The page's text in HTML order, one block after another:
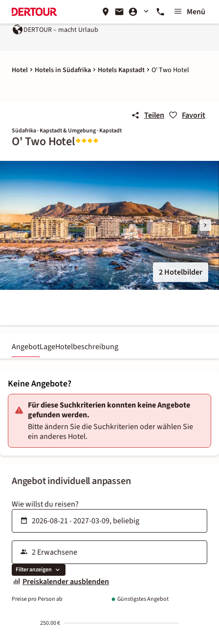
Menü
DERTOUR – macht Urlaub
Hotel Hotels in Südafrika Hotels Kapstadt O' Two Hotel
Teilen Favorit
Südafrika · Kapstadt & Umgebung · Kapstadt
O' Two Hotel
2 Hotelbilder
AngebotLageHotelbeschreibung
Angebot individuell anpassen
Wie willst du reisen?
Filter anzeigen
Preiskalender ausblenden
Preise pro Person ab Günstigstes Angebot
250.00 €
Keine Angebote?
Für diese Suchkriterien konnten keine Angebote
gefunden werden.
Bitte ändern Sie die Suchkriterien oder wählen Sie
ein anderes Hotel.